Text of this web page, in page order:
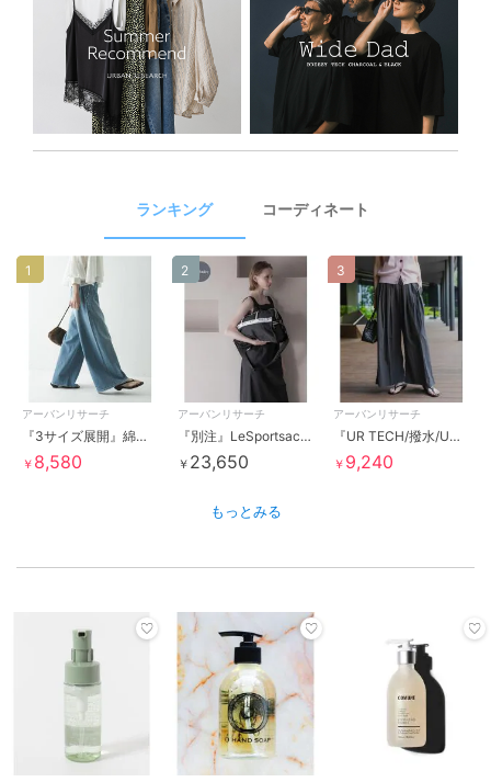
ランキング コーディネート
アーバンリサーチ
『3サイズ展開』綿麻デニムイージーパンツ
￥ 8,580
1
アーバンリサーチ
『別注』LeSportsac×URBAN RESEARCH DELUXE MED WEEKENDER
￥ 23,650
2
アーバンリサーチ
『UR TECH/撥水/UVカット』ギャザーワイドパンツ
￥ 9,240
3
もっとみる